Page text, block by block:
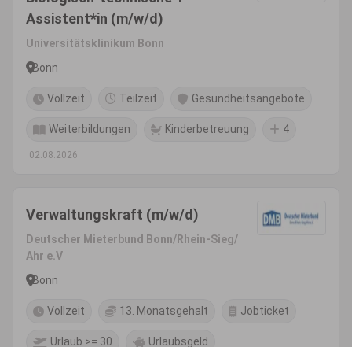
Assistent*in (m/w/d)
Universitätsklinikum Bonn
Bonn
Vollzeit Teilzeit Gesundheitsangebote
Weiterbildungen Kinderbetreuung 4
02.08.2026
Verwaltungskraft (m/w/d)
Deutscher Mieterbund Bonn/Rhein-Sieg/
Ahr e.V
Bonn
Vollzeit 13. Monatsgehalt Jobticket
Urlaub >= 30 Urlaubsgeld